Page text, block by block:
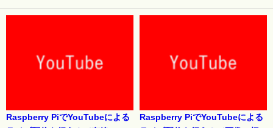
Raspberry PiでYouTubeによる
Raspberry PiでYouTubeによる